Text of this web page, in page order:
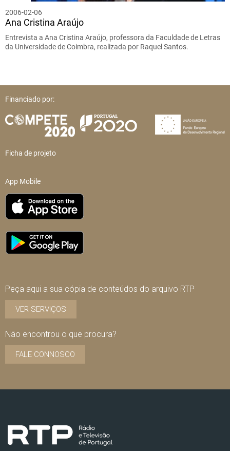
2006-02-06
Ana Cristina Araújo
Entrevista a Ana Cristina Araújo, professora da Faculdade de Letras
da Universidade de Coimbra, realizada por Raquel Santos.
Financiado por:
Ficha de projeto
App Mobile
Peça aqui a sua cópia de conteúdos do arquivo RTP
VER SERVIÇOS
Não encontrou o que procura?
FALE CONNOSCO